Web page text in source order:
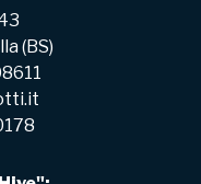
(BS)